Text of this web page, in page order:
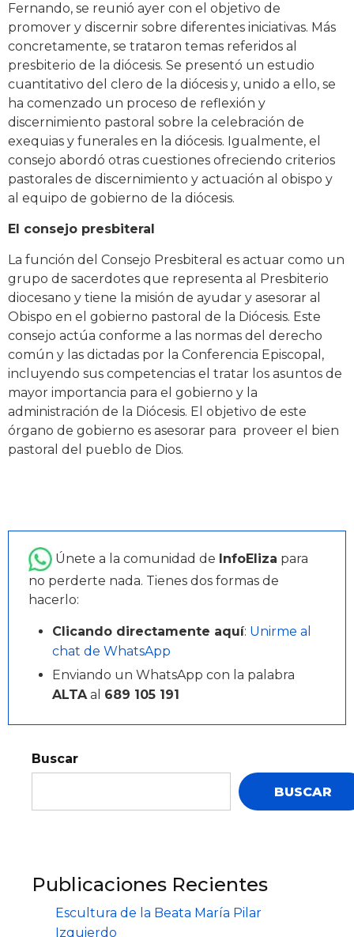
Fernando, se reunió ayer con el objetivo de
promover y discernir sobre diferentes iniciativas. Más
concretamente, se trataron temas referidos al
presbiterio de la diócesis. Se presentó un estudio
cuantitativo del clero de la diócesis y, unido a ello, se
ha comenzado un proceso de reflexión y
discernimiento pastoral sobre la celebración de
exequias y funerales en la diócesis. Igualmente, el
consejo abordó otras cuestiones ofreciendo criterios
pastorales de discernimiento y actuación al obispo y
al equipo de gobierno de la diócesis.
El consejo presbiteral
La función del Consejo Presbiteral es actuar como un
grupo de sacerdotes que representa al Presbiterio
diocesano y tiene la misión de ayudar y asesorar al
Obispo en el gobierno pastoral de la Diócesis. Este
consejo actúa conforme a las normas del derecho
común y las dictadas por la Conferencia Episcopal,
incluyendo sus competencias el tratar los asuntos de
mayor importancia para el gobierno y la
administración de la Diócesis. El objetivo de este
órgano de gobierno es asesorar para proveer el bien
pastoral del pueblo de Dios.
Únete a la comunidad de InfoEliza para
no perderte nada. Tienes dos formas de
hacerlo:
Clicando directamente aquí: Unirme al
chat de WhatsApp
Enviando un WhatsApp con la palabra
ALTAal 689 105 191
Buscar
BUSCAR
Publicaciones Recientes
Escultura de la Beata María Pilar
Izquierdo